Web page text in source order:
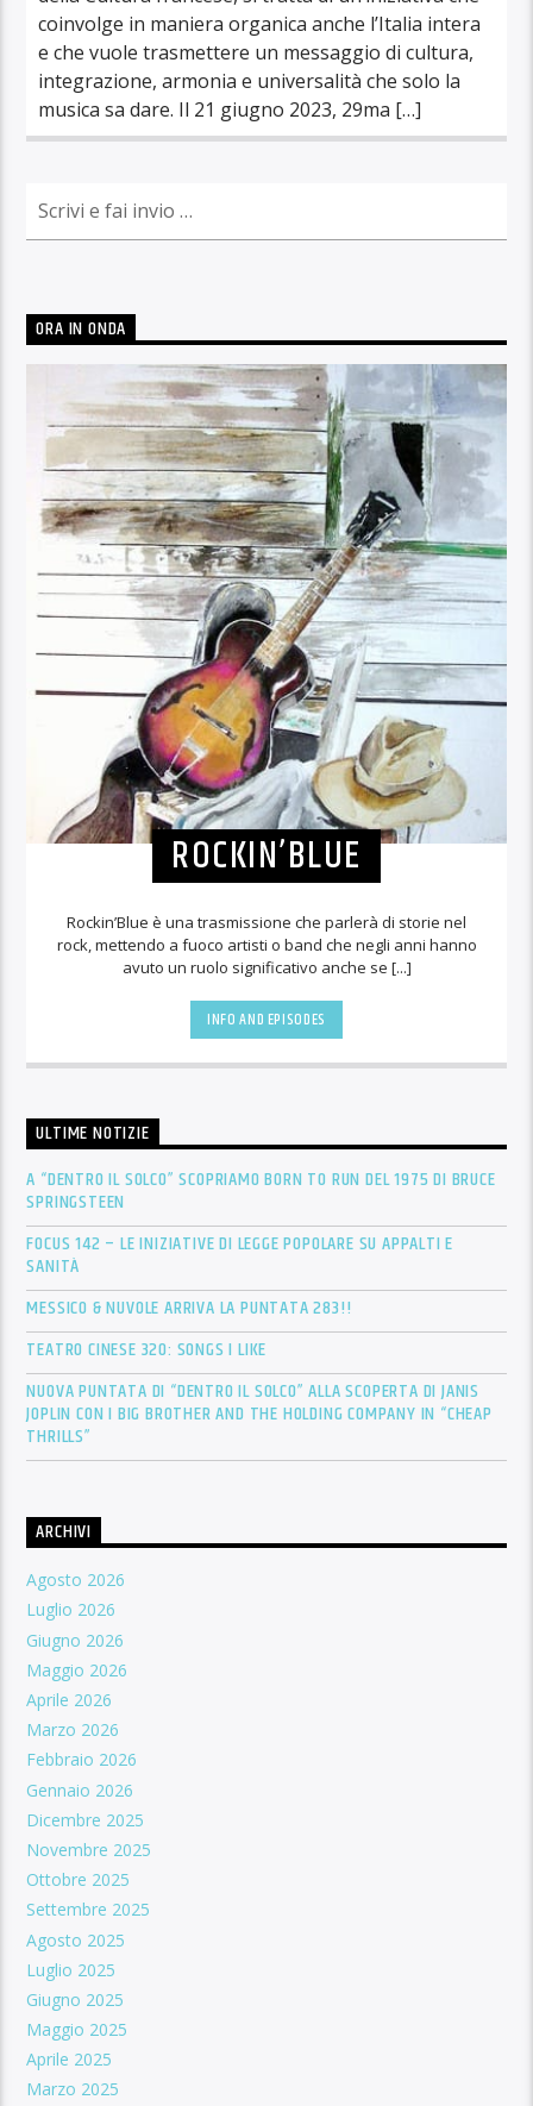
coinvolge in maniera organica anche l’Italia intera
e che vuole trasmettere un messaggio di cultura,
integrazione, armonia e universalità che solo la
musica sa dare. Il 21 giugno 2023, 29ma […]
ORA IN ONDA
ROCKIN’BLUE
Rockin’Blue è una trasmissione che parlerà di storie nel
rock, mettendo a fuoco artisti o band che negli anni hanno
avuto un ruolo significativo anche se [...]
INFO AND EPISODES
ULTIME NOTIZIE
A “DENTRO IL SOLCO” SCOPRIAMO BORN TO RUN DEL 1975 DI BRUCE
SPRINGSTEEN
FOCUS 142 – LE INIZIATIVE DI LEGGE POPOLARE SU APPALTI E
SANITÀ
MESSICO & NUVOLE ARRIVA LA PUNTATA 283!!
TEATRO CINESE 320: SONGS I LIKE
NUOVA PUNTATA DI “DENTRO IL SOLCO” ALLA SCOPERTA DI JANIS
JOPLIN CON I BIG BROTHER AND THE HOLDING COMPANY IN “CHEAP
THRILLS”
ARCHIVI
Agosto 2026
Luglio 2026
Giugno 2026
Maggio 2026
Aprile 2026
Marzo 2026
Febbraio 2026
Gennaio 2026
Dicembre 2025
Novembre 2025
Ottobre 2025
Settembre 2025
Agosto 2025
Luglio 2025
Giugno 2025
Maggio 2025
Aprile 2025
Marzo 2025